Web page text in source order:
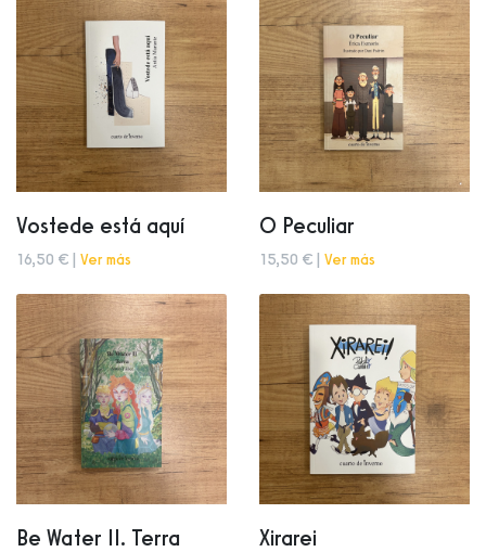
Vostede está aquí
16,50 € | Ver más
O Peculiar
15,50 € | Ver más
Be Water II. Terra Xirarei